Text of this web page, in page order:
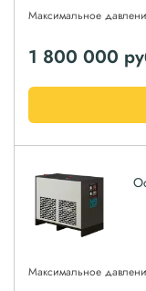
Максимальное
1 800 000
Максимальное